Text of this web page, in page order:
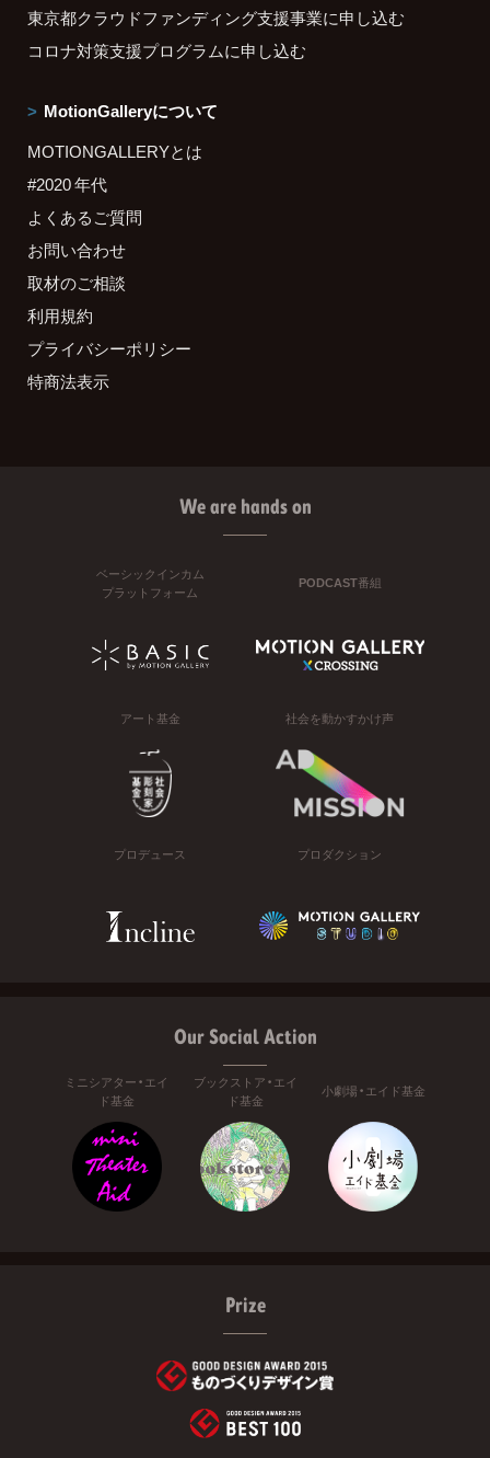
東京都クラウドファンディング支援事業に申し込む
コロナ対策支援プログラムに申し込む
MotionGalleryについて
MOTIONGALLERYとは
#2020 年代
よくあるご質問
お問い合わせ
取材のご相談
利用規約
プライバシーポリシー
特商法表示
We are hands on
ベーシックインカム
プラットフォーム
PODCAST番組
アート基金 社会を動かすかけ声
プロデュース プロダクション
Our Social Action
ミニシアター・エイ
ド基金
ブックストア・エイ
ド基金
小劇場・エイド基金
Prize